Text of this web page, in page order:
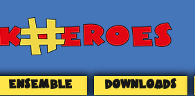
ENSEMBLE DOWNLOADS